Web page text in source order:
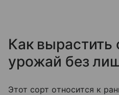
Как вырастить
урожай без
Этот сорт относится к